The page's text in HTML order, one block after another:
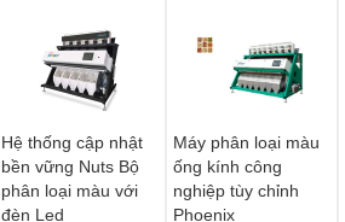
Hệ thống cập nhật
bền vững Nuts Bộ
phân loại màu với
đèn Led
Máy phân loại màu
ống kính công
nghiệp tùy chỉnh
Phoenix